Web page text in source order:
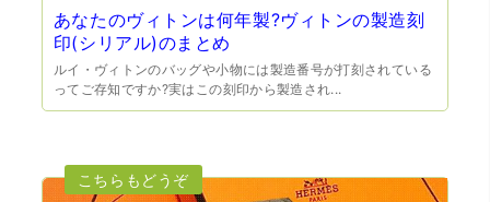
なく安心して任せられました。 ありがとうございます。
あなたのヴィトンは何年製?ヴィトンの製造刻
印(シリアル)のまとめ
ルイ・ヴィトンのバッグや小物には製造番号が打刻されている
ってご存知ですか?実はこの刻印から製造され...